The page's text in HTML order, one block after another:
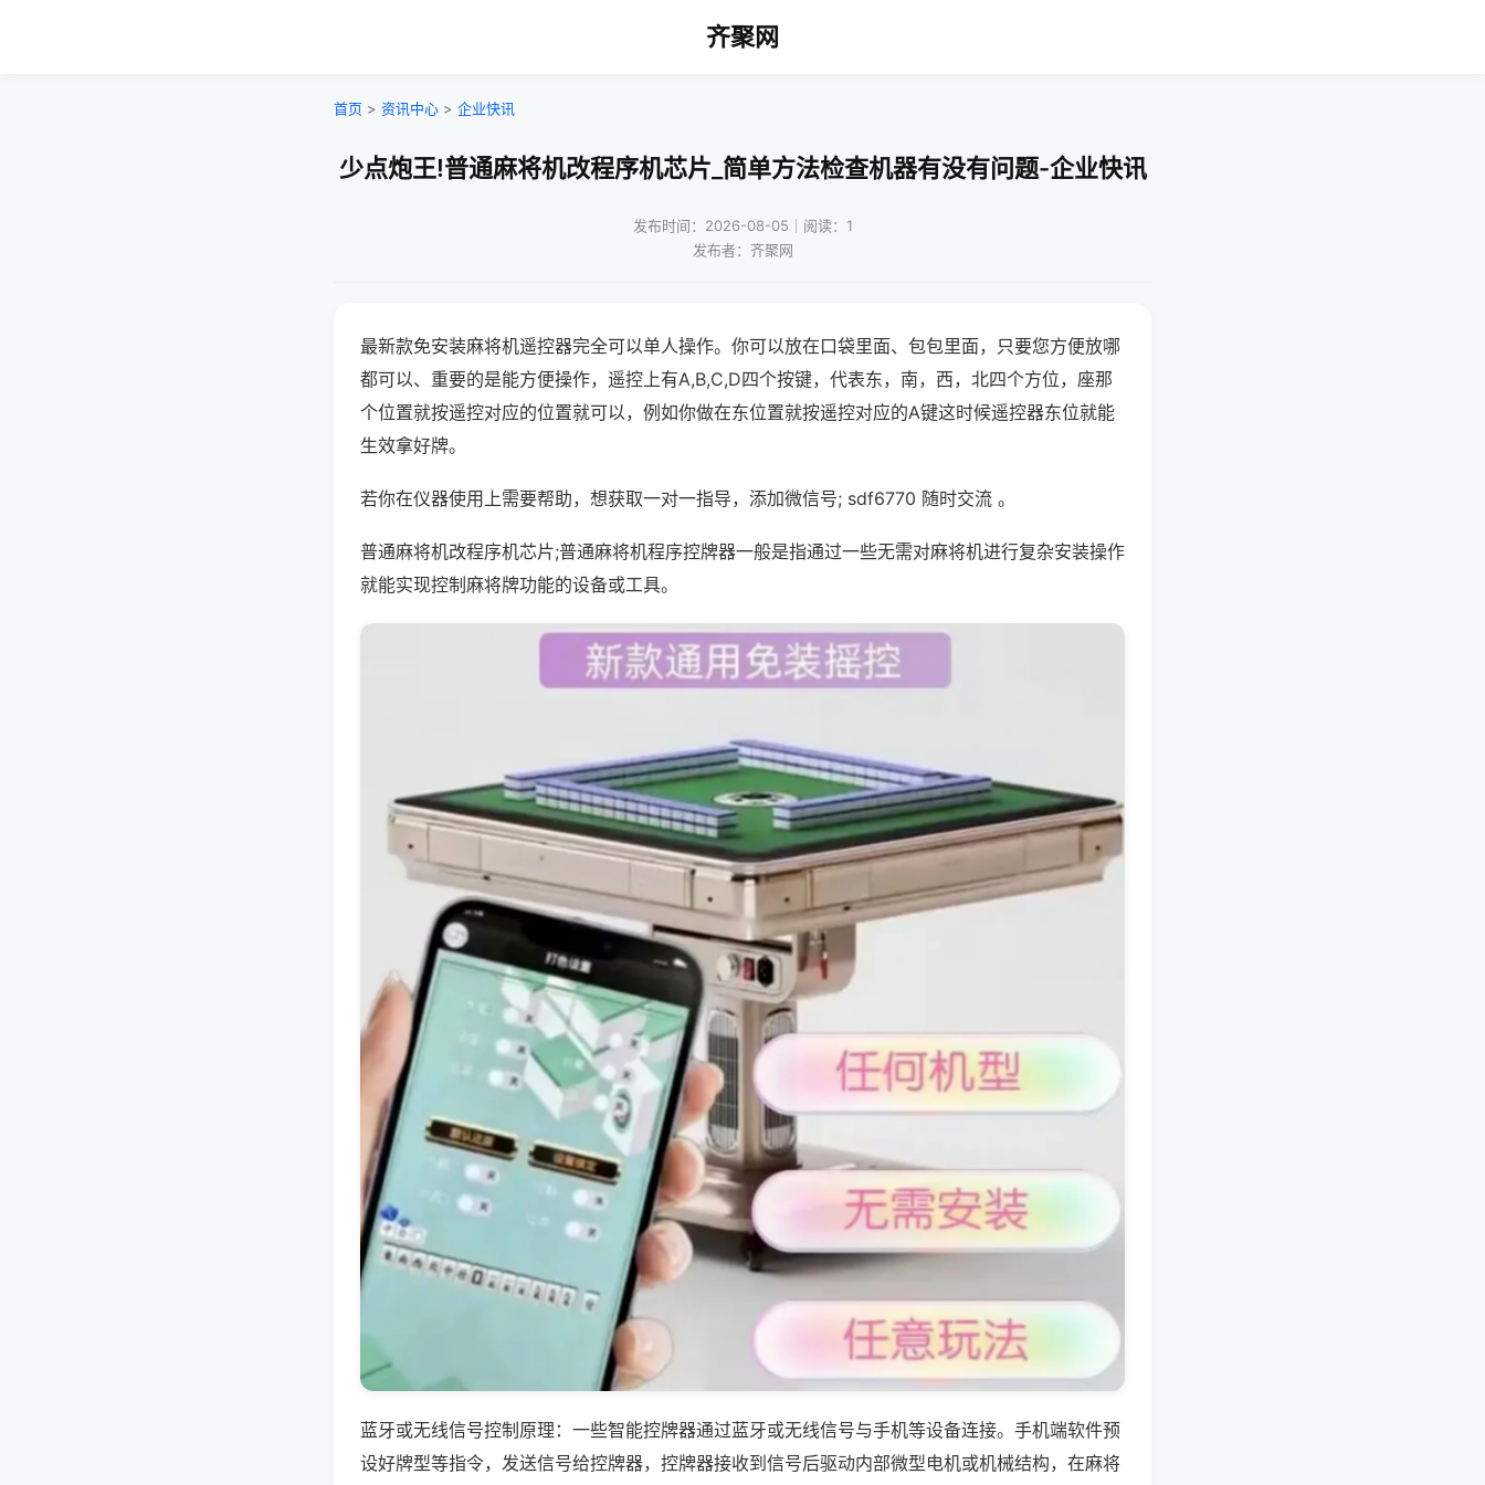
齐聚网
首页 > 资讯中心 > 企业快讯
少点炮王!普通麻将机改程序机芯片_简单方法检查机器有没有问题-企业快讯
发布时间：2026-08-05｜阅读：1
发布者：齐聚网
最新款免安装麻将机遥控器完全可以单人操作。你可以放在口袋里面、包包里面，只要您方便放哪
都可以、重要的是能方便操作，遥控上有A,B,C,D四个按键，代表东，南，西，北四个方位，座那
个位置就按遥控对应的位置就可以，例如你做在东位置就按遥控对应的A键这时候遥控器东位就能
生效拿好牌。
若你在仪器使用上需要帮助，想获取一对一指导，添加微信号; sdf6770 随时交流 。
普通麻将机改程序机芯片;普通麻将机程序控牌器一般是指通过一些无需对麻将机进行复杂安装操作
就能实现控制麻将牌功能的设备或工具。
蓝牙或无线信号控制原理：一些智能控牌器通过蓝牙或无线信号与手机等设备连接。手机端软件预
设好牌型等指令，发送信号给控牌器，控牌器接收到信号后驱动内部微型电机或机械结构，在麻将